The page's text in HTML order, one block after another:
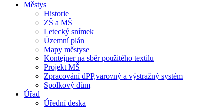
Městys
Historie
ZŠ a MŠ
Letecký snímek
Územní plán
Mapy městyse
Kontejner na sběr použitého textilu
Projekt MŠ
Zpracování dPP,varovný a výstražný systém
Spolkový dům
Úřad
Úřední deska